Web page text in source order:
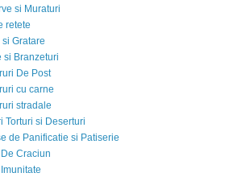
si Muraturi
retete
si Gratare
si Branzeturi
De Post
cu carne
stradale
Torturi si Deserturi
de Panificatie si Patiserie
Craciun